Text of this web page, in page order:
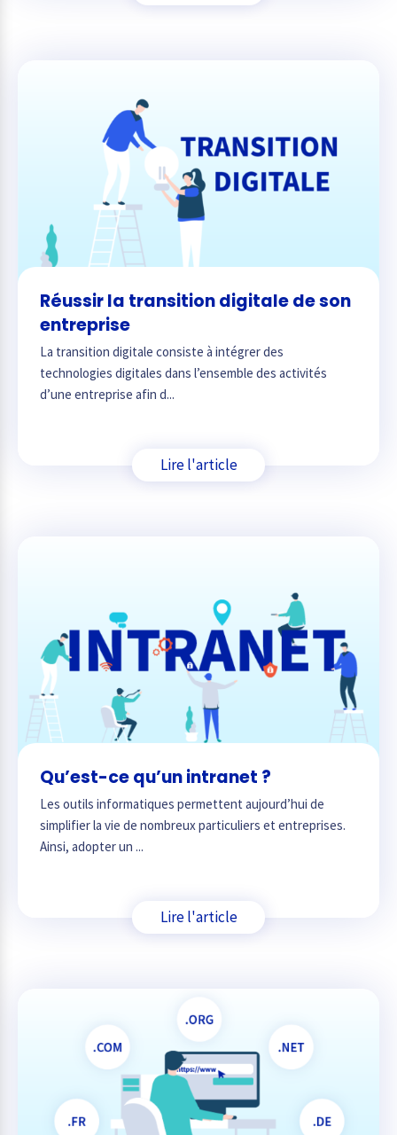
Réussir la transition digitale de son
entreprise
La transition digitale consiste à intégrer des
technologies digitales dans l’ensemble des activités
d’une entreprise afin d...
Lire l'article
Qu’est-ce qu’un intranet ?
Les outils informatiques permettent aujourd’hui de
simplifier la vie de nombreux particuliers et entreprises.
Ainsi, adopter un ...
Lire l'article